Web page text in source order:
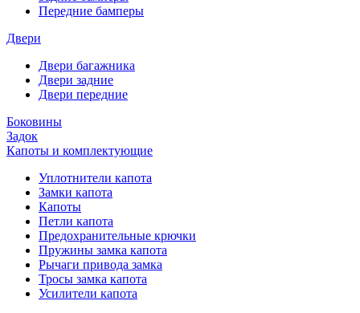
Передние бамперы
Двери
Двери багажника
Двери задние
Двери передние
Боковины
Задок
Капоты и комплектующие
Уплотнители капота
Замки капота
Капоты
Петли капота
Предохранительные крючки
Пружины замка капота
Рычаги привода замка
Тросы замка капота
Усилители капота